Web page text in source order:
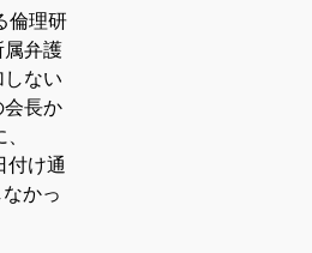
倫理研
属弁護
ない
会長か
付け通
かっ